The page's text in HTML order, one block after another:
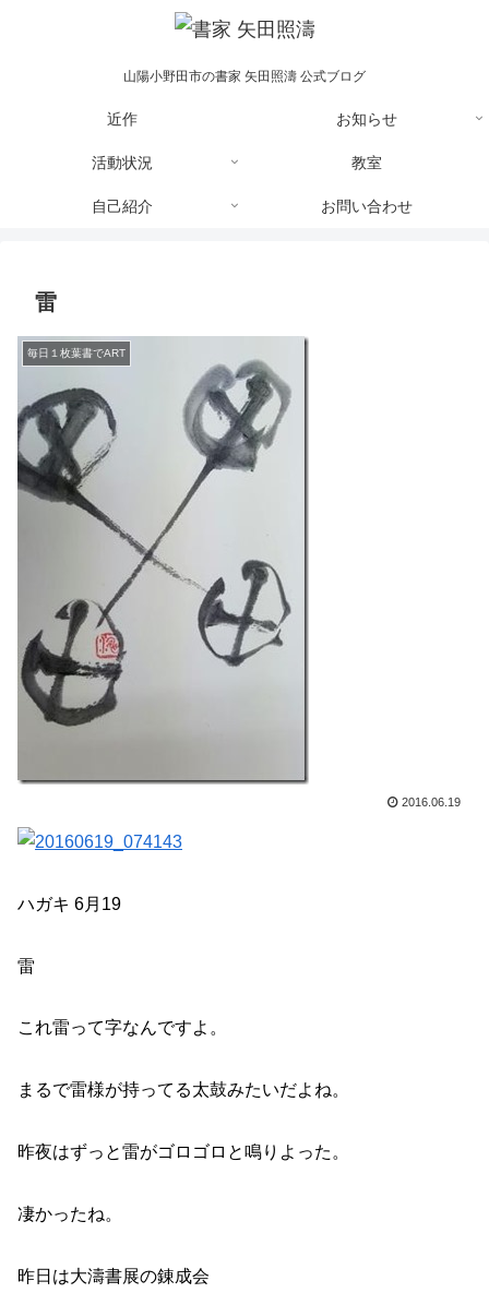
山陽小野田市の書家 矢田照濤 公式ブログ
近作 お知らせ
活動状況 教室
自己紹介 お問い合わせ
雷
毎日１枚葉書でART
2016.06.19
ハガキ 6月19
雷
これ雷って字なんですよ。
まるで雷様が持ってる太鼓みたいだよね。
昨夜はずっと雷がゴロゴロと鳴りよった。
凄かったね。
昨日は大濤書展の錬成会